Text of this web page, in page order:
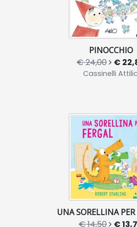
PINOCCHIO
€ 24,00 €
Cassinelli
UNA SORELLINA PER
€ 14,50 €